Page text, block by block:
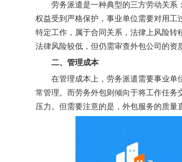
劳务派遣是一种典型的三方劳动关系
权益受到严格保护，事业单位需要对用
特定工作，属于合同关系，法律上风险
法律风险较低，但仍需审查外包公司的资
二、 管理成本
在管理成本上，劳务派遣需要事业单
常管理。而劳务外包则倾向于将工作任
压力。但需要注意的是，外包服务的质量